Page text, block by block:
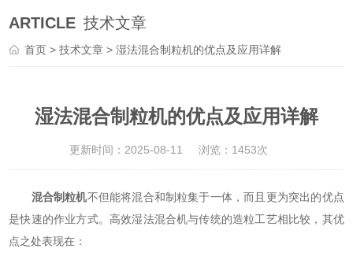
ARTICLE 技术文章
首页 >技术文章 > 湿法混合制粒机的优点及应用详解
湿法混合制粒机的优点及应用详解
更新时间：2025-08-11 浏览：1453次
混合制粒机不但能将混合和制粒集于一体，而且更为突出的优点
是快速的作业方式。高效湿法混合机与传统的造粒工艺相比较，其优
点之处表现在：